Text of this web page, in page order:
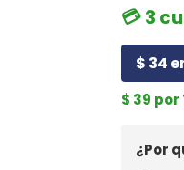
💳 3
$ 34
$ 39
¿Por